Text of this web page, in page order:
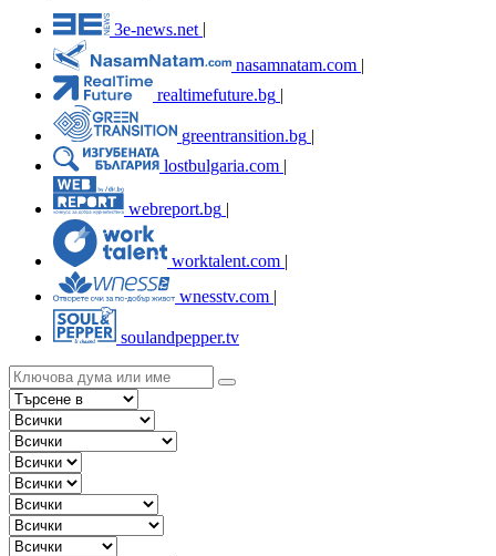
3e-news.net
nasamnatam.com |
realtimefuture.bg |
greentransition.bg |
lostbulgaria.com |
webreport.bg
worktalent.com |
wnesstv.com |
soulandpepper.tv